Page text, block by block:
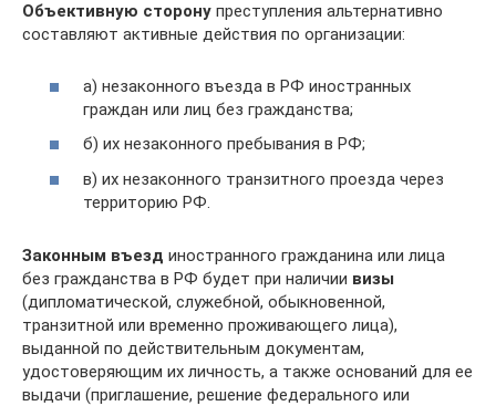
Объективную сторону преступления альтернативно
составляют активные действия по организации:
а) незаконного въезда в РФ иностранных
граждан или лиц без гражданства;
б) их незаконного пребывания в РФ;
в) их незаконного транзитного проезда через
территорию РФ.
Законным въезд иностранного гражданина или лица
без гражданства в РФ будет при наличии визы
(дипломатической, служебной, обыкновенной,
транзитной или временно проживающего лица),
выданной по действительным документам,
удостоверяющим их личность, а также оснований для ее
выдачи (приглашение, решение федерального или